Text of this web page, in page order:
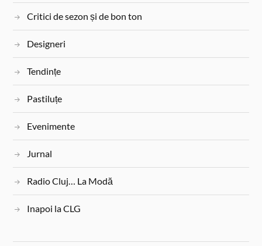
Critici de sezon și de bon ton
Designeri
Tendințe
Pastiluțe
Evenimente
Jurnal
Radio Cluj… La Modă
Inapoi la CLG